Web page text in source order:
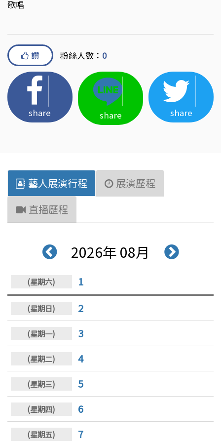
歌唱
讚 粉絲人數： 0
share share share
藝人展演行程
展演歷程
直播歷程
2026年 08月
1
2
3
4
5
6
7